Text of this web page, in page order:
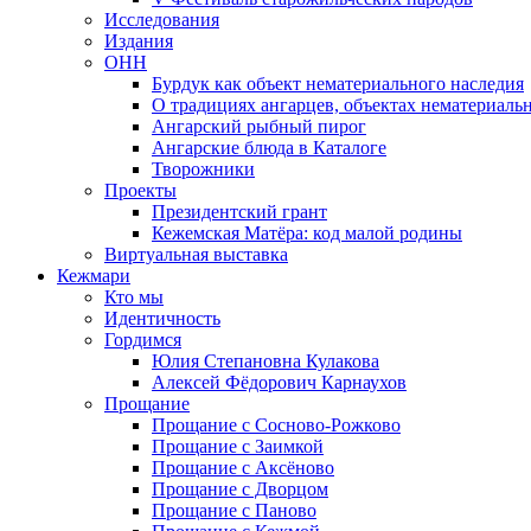
Исследования
Издания
ОНН
Бурдук как объект нематериального наследия
О традициях ангарцев, объектах
Ангарский рыбный пирог
Ангарские блюда в Каталоге
Творожники
Проекты
Президентский грант
Кежемская Матёра: код малой родины
Виртуальная выставка
Кежмари
Кто мы
Идентичность
Гордимся
Юлия Степановна Кулакова
Алексей Фёдорович Карнаухов
Прощание
Прощание с Сосново-Рожково
Прощание с Заимкой
Прощание с Аксёново
Прощание с Дворцом
Прощание с Паново